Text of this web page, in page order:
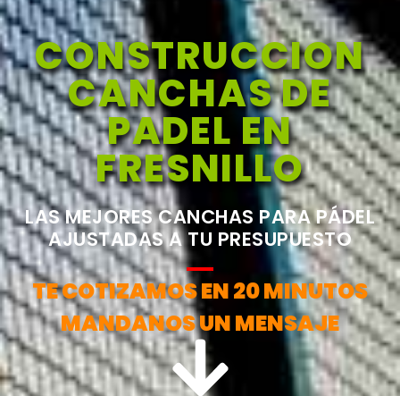
CONSTRUCCION
CANCHAS DE
PADEL EN
FRESNILLO
LAS MEJORES CANCHAS PARA PÁDEL
AJUSTADAS A TU PRESUPUESTO
TE COTIZAMOS EN 20 MINUTOS
MANDANOS UN MENSAJE